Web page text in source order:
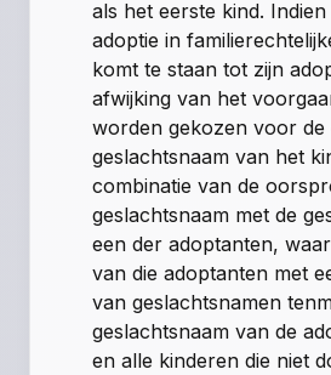
als het eerste kind.
adoptie in
komt te staan tot zijn
afwijking van het
worden gekozen voor
geslachtsnaam van het
combinatie van de
geslachtsnaam met de
een der adoptanten,
van die adoptanten met
van geslachtsnamen
geslachtsnaam van de
en alle kinderen die niet